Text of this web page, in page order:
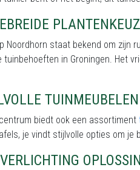
Noordhorn staat bekend om zijn
tuinbehoeften in Groningen. Het
TUINMEUBELEN
biedt ook een assortiment
je vindt stijlvolle opties om je